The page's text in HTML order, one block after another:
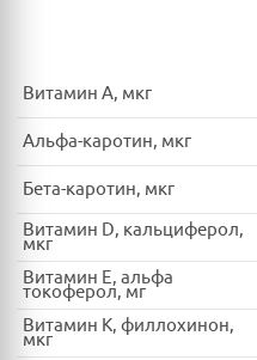
Витамин A, мкг
Альфа-каротин, мкг
Бета-каротин, мкг
Витамин D, кальциферол,
мкг
Витамин E, альфа
токоферол, мг
Витамин K, филлохинон,
мкг